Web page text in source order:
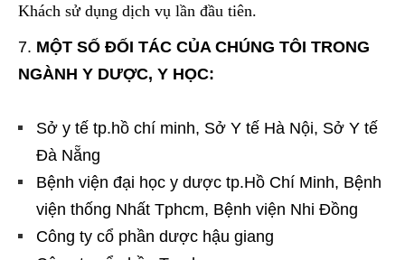
Khách sử dụng dịch vụ lần đầu tiên.
MỘT SỐ ĐỐI TÁC CỦA CHÚNG TÔI TRONG
NGÀNH Y DƯỢC, Y HỌC:
Sở y tế tp.hồ chí minh, Sở Y tế Hà Nội, Sở Y tế
Đà Nẵng
Bệnh viện đại học y dược tp.Hồ Chí Minh, Bệnh
viện thống Nhất Tphcm, Bệnh viện Nhi Đồng
Công ty cổ phần dược hậu giang